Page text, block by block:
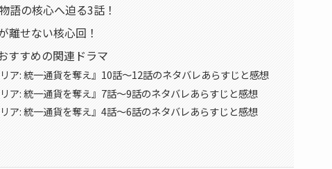
の核心へ迫る3話！
離せない核心回！
すすめの関連ドラマ
ア: 統一通貨を奪え』10話〜12話のネタバレあらすじと感想
ア: 統一通貨を奪え』7話〜9話のネタバレあらすじと感想
ア: 統一通貨を奪え』4話〜6話のネタバレあらすじと感想